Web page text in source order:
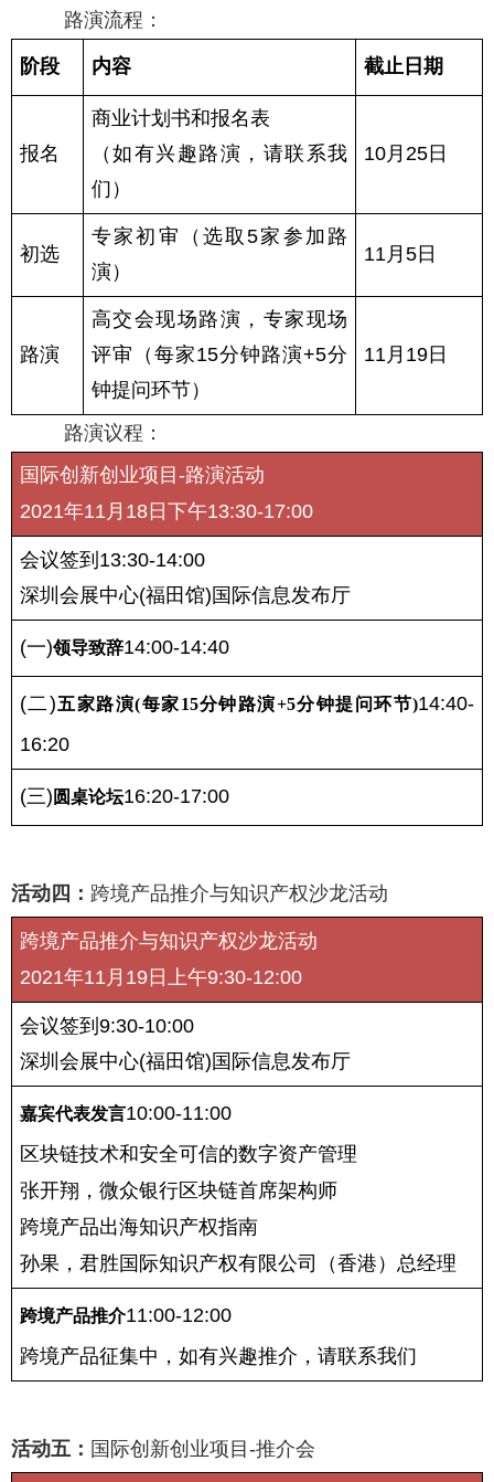
路演流程：
阶段 内容 截止日期
报名
商业计划书和报名表
（如有兴趣路演，请联系我
们）
10月25日
初选
专家初审（选取5家参加路
演）
11月5日
路演
高交会现场路演，专家现场
评审（每家15分钟路演+5分
钟提问环节）
11月19日
路演议程：
国际创新创业项目-路演活动
2021年11月18日下午13:30-17:00
会议签到13:30-14:00
深圳会展中心(福田馆)国际信息发布厅
(一)领导致辞14:00-14:40
(二)五家路演(每家15分钟路演+5分钟提问环节)14:40-
16:20
(三) 圆桌论坛16:20-17:00
活动四： 跨境产品推介与知识产权沙龙活动
跨境产品推介与知识产权沙龙活动
2021年11月19日上午9:30-12:00
会议签到9:30-10:00
深圳会展中心(福田馆)国际信息发布厅
嘉宾代表发言10:00-11:00
区块链技术和安全可信的数字资产管理
张开翔，微众银行区块链首席架构师
跨境产品出海知识产权指南
孙果，君胜国际知识产权有限公司（香港）总经理
跨境产品推介11:00-12:00
跨境产品征集中，如有兴趣推介，请联系我们
活动五： 国际创新创业项目-推介会